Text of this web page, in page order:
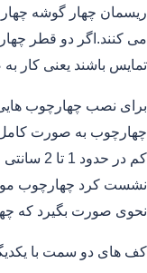
ریسمان چهار گوشه
می کنند.اگر دو قطر
تمایس باشند یعنی
برای نصب چهارچوب هایی
چهارچوب به صورت
کم در
نشست کرد چهارچوب
نحوی صورت بگیرد که
کف های دو سمت با